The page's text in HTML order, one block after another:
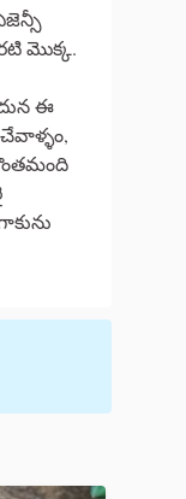
మొక్క.
ఈ